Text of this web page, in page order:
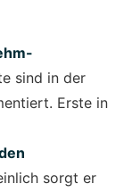
sind in der
Erste in
sorgt er